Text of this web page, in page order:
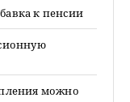
к пенсии
можно